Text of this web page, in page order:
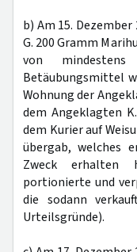
b) Am 15.
G. 200 Gramm
von
Betäubungsmittel
Wohnung der
dem Angeklagten
dem Kurier auf
übergab, welches
Zweck erhalten
portionierte und
die sodann
Urteilsgründe).